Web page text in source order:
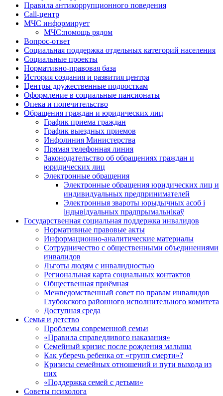
Правила антикоррупционного поведения
Call-центр
МЧС информирует
МЧС:помощь рядом
Вопрос-ответ
Социальная поддержка отдельных категорий населения
Социальные проекты
Нормативно-правовая база
История создания и развития центра
Центры дружественные подросткам
Оформление в социальные пансионаты
Опека и попечительство
Обращения граждан и юридических лиц
График приема граждан
График выездных приемов
Инфолиния Министерства
Прямая телефонная линия
Законодательство об обращениях граждан и
юридических лиц
Электронные обращения
Электронные обращения юридических лиц и
индивидуальных предпринимателей
Электронныя звароты юрыдычных асоб і
індывідуальных прадпрымальнікаў
Государственная социальная поддержка инвалидов
Нормативные правовые акты
Информационно-аналитические материалы
Сотрудничество с общественными объединениями
инвалидов
Льготы людям с инвалидностью
Региональная карта социальных контактов
Общественная приёмная
Межведомственный совет по правам инвалидов
Глубокского районного исполнительного комитета
Доступная среда
Семья и детство
Проблемы современной семьи
«Правила справедливого наказания»
Семейный кризис после рождения малыша
Как уберечь ребенка от «групп смерти»?
Кризисы семейных отношений и пути выхода из
них
«Поддержка семей с детьми»
Советы психолога